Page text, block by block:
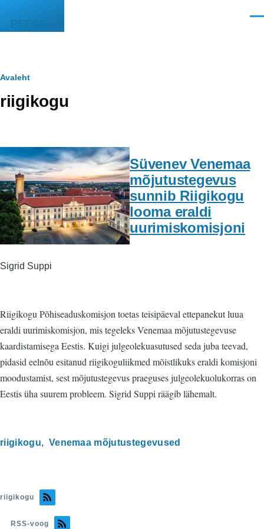
PEEGEL
Leivapuru
Avaleht
riigikogu
Süvenev Venemaa
mõjutustegevus
sunnib Riigikogu
looma eraldi
uurimiskomisjoni
Sigrid Suppi
Riigikogu Põhiseaduskomisjon toetas teisipäeval ettepanekut luua
eraldi uurimiskomisjon, mis tegeleks Venemaa mõjutustegevuse
kaardistamisega Eestis. Kuigi julgeolekuasutused seda juba teevad,
pidasid eelnõu esitanud riigikoguliikmed mõistlikuks eraldi komisjoni
moodustamist, sest mõjutustegevus praeguses julgeolekuolukorras on
Eestis üha suurem probleem. Sigrid Suppi räägib lähemalt.
riigikogu Venemaa mõjutustegevused
riigikogu
RSS-voog